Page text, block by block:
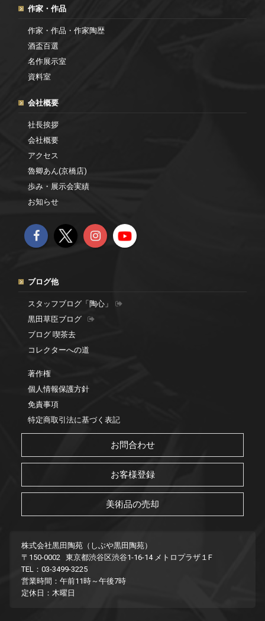
作家・作品
作家・作品・作家陶歴
酒盃百選
名作展示室
資料室
会社概要
社長挨拶
会社概要
アクセス
魯卿あん(京橋店)
歩み・展示会実績
お知らせ
ブログ他
スタッフブログ「陶心」
黒田草臣ブログ
ブログ 喫茶去
コレクターへの道
著作権
個人情報保護方針
免責事項
特定商取引法に基づく表記
お問合わせ
お客様登録
美術品の売却
株式会社黒田陶苑（しぶや黒田陶苑）
〒150-0002 東京都渋谷区渋谷1-16-14 メトロプラザ１F
TEL：03-3499-3225
営業時間：午前11時～午後7時
定休日：木曜日